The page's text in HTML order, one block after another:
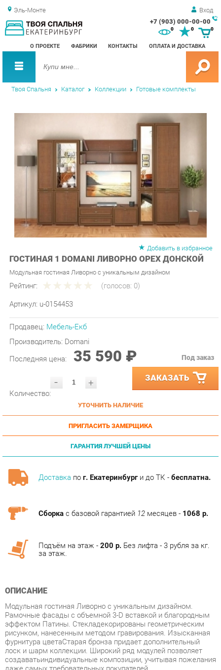
Эль-Монте Вход
+7 (903) 000-00-00
О ПРОЕКТЕ ФАБРИКИ КОНТАКТЫ ОПЛАТА И ДОСТАВКА
0 0
Твоя Спальня Каталог Коллекции Готовые комплекты
Добавить в избранное
ГОСТИНАЯ 1 DOMANI ЛИВОРНО ОРЕХ ДОНСКОЙ
Модульная гостиная Ливорно с уникальным дизайном
Рейтинг: (голосов:0)
u-0154453
Производитель:Domani
Последняя цена: 35 590 ₽
- ЗАКАЗАТЬ
УТОЧНИТЬ НАЛИЧИЕ
ПРИГЛАСИТЬ ЗАМЕРЩИКА
ГАРАНТИЯ ЛУЧШЕЙ ЦЕНЫ
Доставкапог. Екатеринбурги до ТК -бесплатна.
Рамочные фасады с объемной 3-D вставкой и благородным
рисунком, нанесенным методом гравирования. Изысканная
фурнитура цветаСтарая бронза придает дополнительный
лоск и шарм коллекции. Широкий ряд модулей позволяет
создаватьиндивидуальные композиции, учитывая пожелания
даже самых требовательных покупателей.
Условия покупки